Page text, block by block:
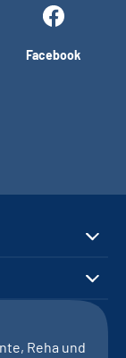
Facebook
Reha und